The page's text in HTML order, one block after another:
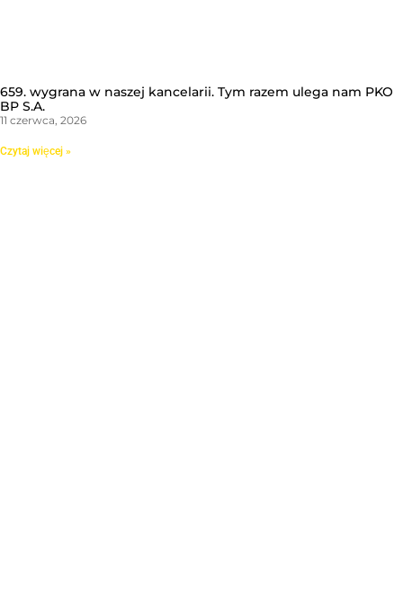
659. wygrana w naszej kancelarii. Tym razem ulega nam PKO
BP S.A.
11 czerwca, 2026
Czytaj więcej »